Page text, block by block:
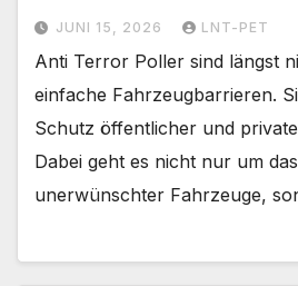
JUNI 15, 2026 LNT-PET
Anti Terror Poller sind längst
einfache Fahrzeugbarrieren.
Schutz öffentlicher und
Dabei geht es nicht nur um
unerwünschter Fahrzeuge,